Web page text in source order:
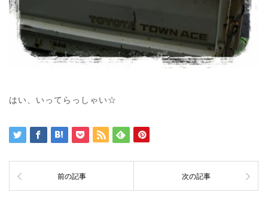
はい、いってらっしゃい☆
前の記事 次の記事